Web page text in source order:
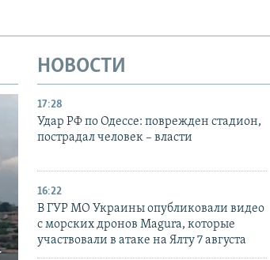
НОВОСТИ
17:28
Удар РФ по Одессе: поврежден стадион,
пострадал человек – власти
16:22
В ГУР МО Украины опубликовали видео
с морских дронов Magura, которые
участвовали в атаке на Ялту 7 августа